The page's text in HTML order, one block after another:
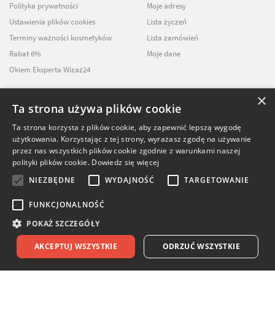
Polityka prywatności
Ustawienia plików cookies
Terminy ważności kosmetyków
Rabat 6%
Okiem Eksperta Wizaż24
Moje adresy
Lista życzeń
Lista zamówień
Moje dane
NEWSLETTER
ZAPISZ SIĘ DO
NASZEGO NEWSLETTERA
© Softika.pl 2026
×
Ta strona używa plików cookie
Ta strona korzysta z plików cookie, aby zapewnić lepszą wygodę
użytkowania. Korzystając z tej strony, wyrażasz zgodę na używanie
przez nas wszystkich plików cookie zgodnie z warunkami naszej
polityki plików cookie. Dowiedz się więcej
NIEZBĘDNE
WYDAJNOŚĆ TARGETOWANIE
FUNKCJONALNOŚĆ
POKAŻ SZCZEGÓŁY
AKCEPTUJ WSZYSTKIE ODRZUĆ WSZYSTKIE